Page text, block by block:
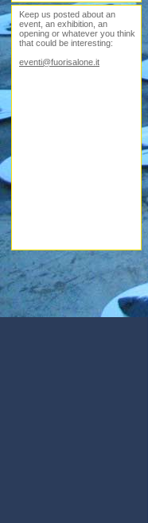
Keep us posted about an
event, an exhibition, an
opening or whatever you think
that could be interesting:
eventi@fuorisalone.it